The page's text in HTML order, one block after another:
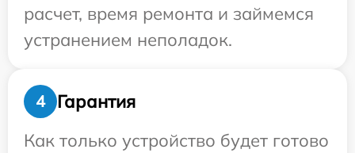
расчет, время ремонта и займемся
устранением неполадок.
4
Гарантия
Как только устройство будет готово